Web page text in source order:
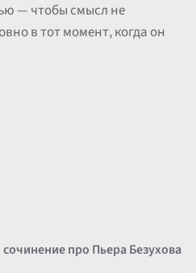
— чтобы смысл не
в тот момент, когда он
про Пьера Безухова